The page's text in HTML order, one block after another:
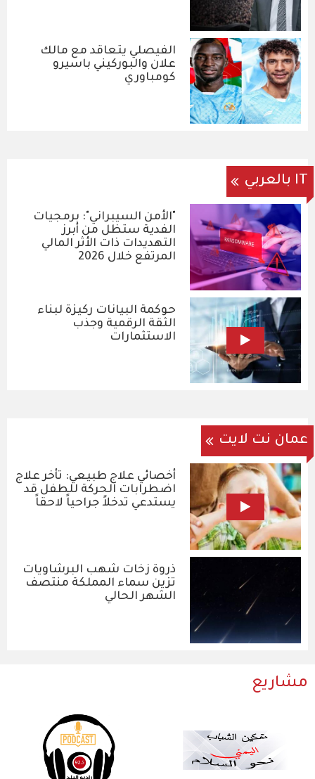
الفيصلي يتعاقد مع مالك
علان والبوركيني باسيرو
كومباوري
IT بالعربي
"الأمن السيبراني": برمجيات
الفدية ستظل من أبرز
التهديدات ذات الأثر المالي
المرتفع خلال 2026
حوكمة البيانات ركيزة لبناء
الثقة الرقمية وجذب
الاستثمارات
عمان نت لايت
أخصائي علاج طبيعي: تأخر علاج
اضطرابات الحركة للطفل قد
يستدعي تدخلاً جراحياً لاحقاً
ذروة زخات شهب البرشاويات
تزين سماء المملكة منتصف
الشهر الحالي
مشاريع